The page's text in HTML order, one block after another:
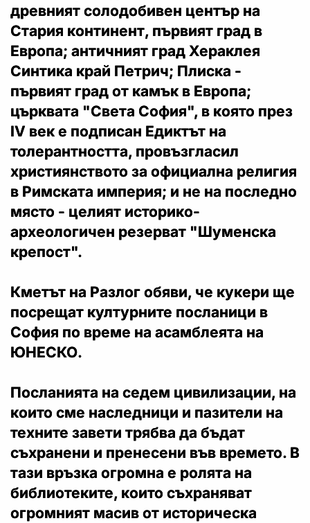
древният солодобивен център на
Стария континент, първият град в
Европа; античният град Хераклея
Синтика край Петрич; Плиска -
първият град от камък в Европа;
църквата "Света София", в която през
ІV век е подписан Едиктът на
толерантността, провъзгласил
християнството за официална религия
в Римската империя; и не на последно
място - целият историко-
археологичен резерват "Шуменска
крепост".
Кметът на Разлог обяви, че кукери ще
посрещат културните посланици в
София по време на асамблеята на
ЮНЕСКО.
Посланията на седем цивилизации, на
които сме наследници и пазители на
техните завети трябва да бъдат
съхранени и пренесени във времето. В
тази връзка огромна е ролята на
библиотеките, които съхраняват
огромният масив от историческа